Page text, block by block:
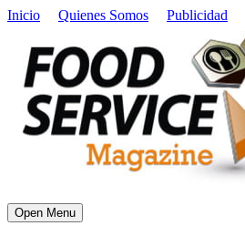
Inicio Quienes Somos Publicidad
Open Menu